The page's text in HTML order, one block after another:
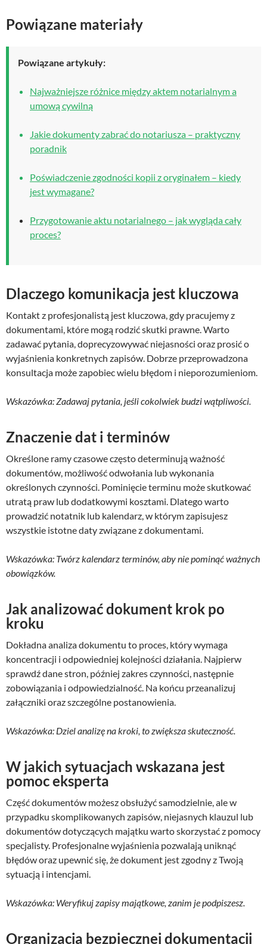
Powiązane materiały
Powiązane artykuły:
Najważniejsze różnice między aktem notarialnym a
umową cywilną
Jakie dokumenty zabrać do notariusza – praktyczny
poradnik
Poświadczenie zgodności kopii z oryginałem – kiedy
jest wymagane?
Przygotowanie aktu notarialnego – jak wygląda cały
proces?
Dlaczego komunikacja jest kluczowa
Kontakt z profesjonalistą jest kluczowa, gdy pracujemy z
dokumentami, które mogą rodzić skutki prawne. Warto
zadawać pytania, doprecyzowywać niejasności oraz prosić o
wyjaśnienia konkretnych zapisów. Dobrze przeprowadzona
konsultacja może zapobiec wielu błędom i nieporozumieniom.
Wskazówka: Zadawaj pytania, jeśli cokolwiek budzi wątpliwości.
Znaczenie dat i terminów
Określone ramy czasowe często determinują ważność
dokumentów, możliwość odwołania lub wykonania
określonych czynności. Pominięcie terminu może skutkować
utratą praw lub dodatkowymi kosztami. Dlatego warto
prowadzić notatnik lub kalendarz, w którym zapisujesz
wszystkie istotne daty związane z dokumentami.
Wskazówka: Twórz kalendarz terminów, aby nie pominąć ważnych
obowiązków.
Jak analizować dokument krok po
kroku
Dokładna analiza dokumentu to proces, który wymaga
koncentracji i odpowiedniej kolejności działania. Najpierw
sprawdź dane stron, później zakres czynności, następnie
zobowiązania i odpowiedzialność. Na końcu przeanalizuj
załączniki oraz szczególne postanowienia.
Wskazówka: Dziel analizę na kroki, to zwiększa skuteczność.
W jakich sytuacjach wskazana jest
pomoc eksperta
Część dokumentów możesz obsłużyć samodzielnie, ale w
przypadku skomplikowanych zapisów, niejasnych klauzul lub
dokumentów dotyczących majątku warto skorzystać z pomocy
specjalisty. Profesjonalne wyjaśnienia pozwalają uniknąć
błędów oraz upewnić się, że dokument jest zgodny z Twoją
sytuacją i intencjami.
Wskazówka: Weryfikuj zapisy majątkowe, zanim je podpiszesz.
Organizacja bezpiecznej dokumentacji